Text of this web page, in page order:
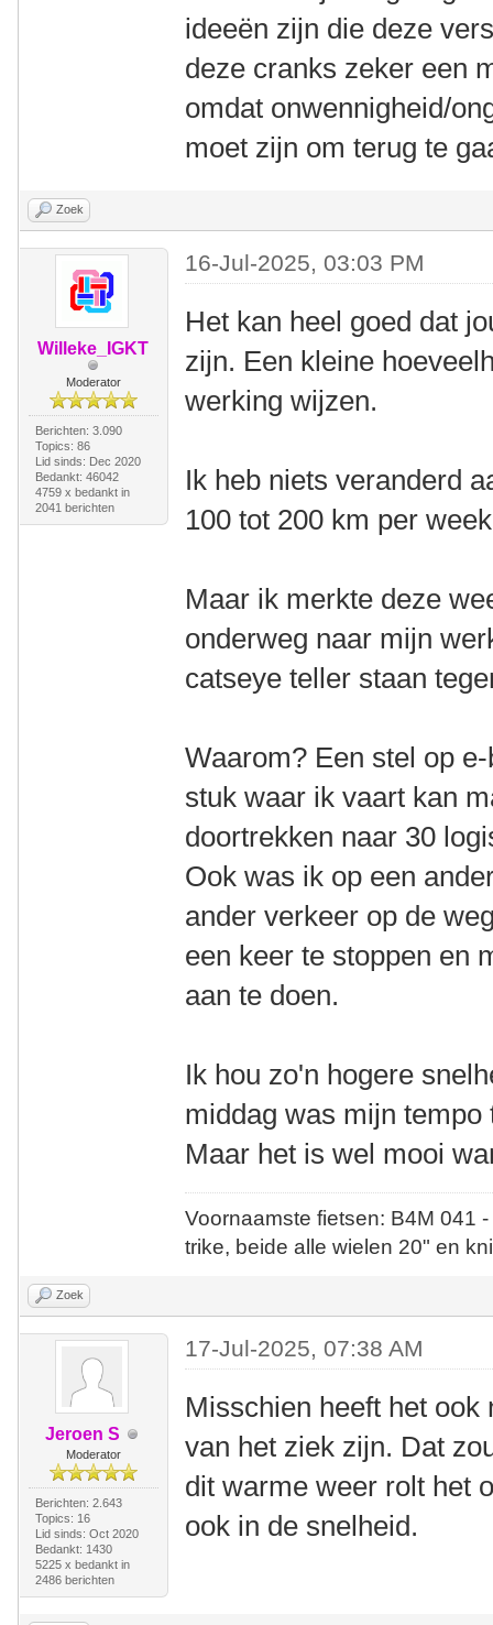
ideeën zijn die deze
deze cranks zeker een
omdat onwennigheid/
moet zijn om terug te
Zoek
Willeke_IGKT
Moderator
Berichten: 3.090
Topics: 86
Lid sinds: Dec 2020
Bedankt: 46042
4759 x bedankt in
2041 berichten
16-Jul-2025, 03:03 PM
Het kan heel goed dat
zijn. Een kleine
werking wijzen.
Ik heb niets veranderd
100 tot 200 km per
Maar ik merkte deze
onderweg naar mijn
catseye teller staan
Waarom? Een stel op
stuk waar ik vaart kan
doortrekken naar 30
Ook was ik op een
ander verkeer op de
een keer te stoppen en
aan te doen.
Ik hou zo'n hogere
middag was mijn
Maar het is wel mooi
Voornaamste fietsen: B4M
trike, beide alle wielen 20" en
Zoek
Jeroen S
Moderator
Berichten: 2.643
Topics: 16
Lid sinds: Oct 2020
Bedankt: 1430
5225 x bedankt in
2486 berichten
17-Jul-2025, 07:38 AM
Misschien heeft het
van het ziek zijn. Dat
dit warme weer rolt het
ook in de snelheid.